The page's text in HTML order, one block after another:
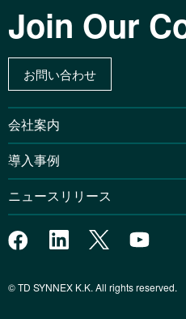
Join Our
お問い合わせ
会社案内
導入事例
ニュースリリース
© TD SYNNEX K.K. All rights reserved.